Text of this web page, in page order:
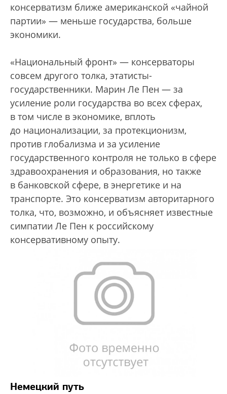
консерватизм ближе американской «чайной
партии» — меньше государства, больше
экономики.
«Национальный фронт» — консерваторы
совсем другого толка, этатисты-
государственники. Марин Ле Пен — за
усиление роли государства во всех сферах,
в том числе в экономике, вплоть
до национализации, за протекционизм,
против глобализма и за усиление
государственного контроля не только в сфере
здравоохранения и образования, но также
в банковской сфере, в энергетике и на
транспорте. Это консерватизм авторитарного
толка, что, возможно, и объясняет известные
симпатии Ле Пен к российскому
консервативному опыту.
Немецкий путь